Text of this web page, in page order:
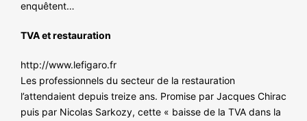
enquêtent…
TVA et restauration
http://www.lefigaro.fr
Les professionnels du secteur de la restauration
l’attendaient depuis treize ans. Promise par Jacques Chirac
puis par Nicolas Sarkozy, cette « baisse de la TVA dans la